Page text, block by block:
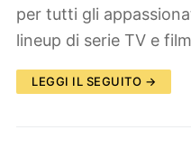
per tutti gli
lineup di serie TV e
LEGGI IL SEGUITO →